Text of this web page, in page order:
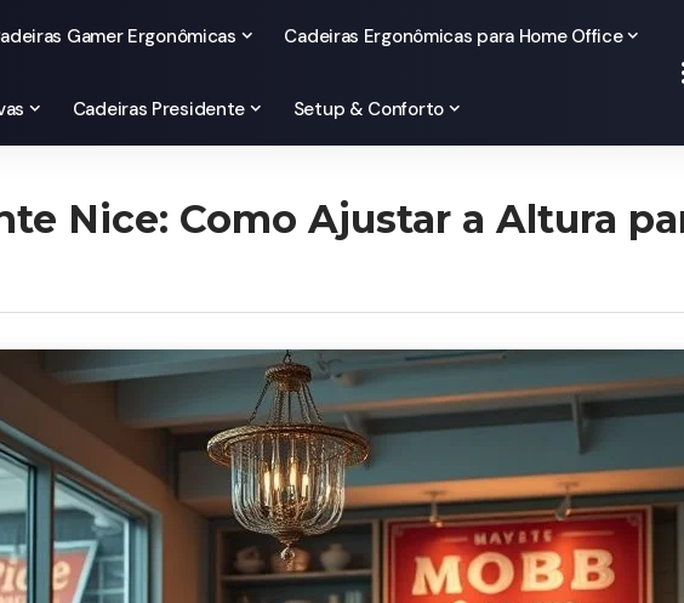
Gamer Ergonômicas Cadeiras Ergonômicas para Home Office
Cadeiras Presidente Setup & Conforto
Nice: Como Ajustar a Altura